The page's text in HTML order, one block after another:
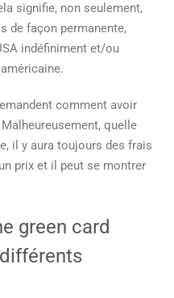
?
signifie, non seulement,
de façon permanente,
indéfiniment et/ou
comment avoir
Malheureusement, quelle
il y aura toujours des frais
prix et il peut se montrer
green card